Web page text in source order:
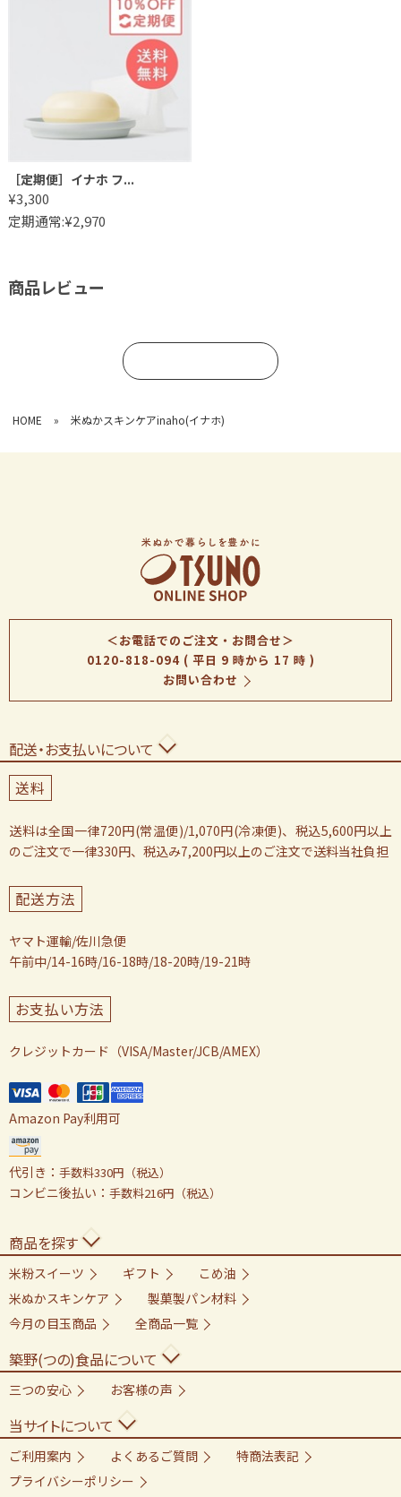
［定期便］イナホ フ...
¥3,300
定期通常:¥2,970
商品レビュー
HOME » 米ぬかスキンケアinaho(イナホ)
＜お電話でのご注文・お問合せ＞
0120-818-094( 平日 9 時から 17 時 )
お問い合わせ
配送・お支払いについて
送料
送料は全国一律720円(常温便)/1,070円(冷凍便)、税込5,600円以上
のご注文で一律330円、税込み7,200円以上のご注文で送料当社負担
配送方法
ヤマト運輸/佐川急便
午前中/14-16時/16-18時/18-20時/19-21時
お支払い方法
クレジットカード（VISA/Master/JCB/AMEX）
Amazon Pay利用可
代引き： 手数料330円（税込）
コンビニ後払い： 手数料216円（税込）
商品を探す
米粉スイーツ ギフト
こめ油
米ぬかスキンケア
製菓製パン材料
今月の目玉商品
全商品一覧
築野(つの)食品について
三つの安心 お客様の声
当サイトについて
ご利用案内 よくあるご質問
特商法表記
プライバシーポリシー